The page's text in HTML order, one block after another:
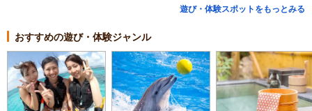
遊び・体験スポットをもっとみる
おすすめの遊び・体験ジャンル